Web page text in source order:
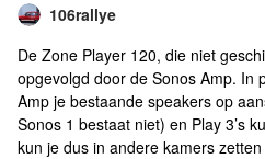
106rallye
De Zone Player 120, die niet
opgevolgd door de Sonos Amp. In
Amp je bestaande speakers op
Sonos 1 bestaat niet) en Play 3’s
kun je dus in andere kamers zetten